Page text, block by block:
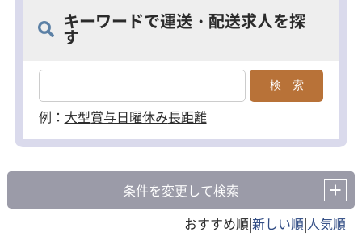
加須市(5)
ふじみ野市(1) 蓮田市(2) 坂戸市(1)
鶴ヶ島市(2) 北本市(1)
志木市(1) 深谷市(2) 上尾市(7)
東松山市(3) 秩父市(1)
キーワードで運送・配送求人を探
す
例： 大型賞与日曜休み長距離
条件を変更して検索
|
|